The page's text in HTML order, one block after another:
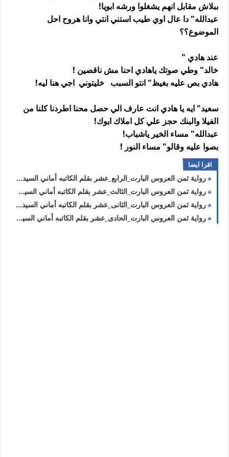
ببلاش مقابل انهم يشغلوا ورشه ابويا!
عبدالله" دا عال اوي طيب استني انتي وانا هروح احل
الموضوع؟؟
عند هادي "
خالد" وطي صوتك ياهادي احنا مش ناقصين !
هادي بص عليه بغيظ" انتو السبب خليتوني اجي هنا ليه!
سعيد" ايه يا هادي انت عارف الي حصل محنا اطردنا كلنا من
الفيلا والبنك حجز علي كل املاك ابوك!
عبدالله" مساء الخير ياشباب!
بصوا عليه وقالو" مساء النور !
اقرا ايضا
رواية ثمن العروس البارت_الرابع_عشر بقلم الكاتبه أماني السيد حصريه وجديده
رواية ثمن العروس البارت_الثالث_عشر بقلم الكاتبه أماني السيد حصريه وجديده
رواية ثمن العروس البارت_الثانى_عشر بقلم الكاتبه أماني السيد حصريه وجديده
رواية ثمن العروس البارت_الحادى_عشر بقلم الكاتبه أماني السيد حصريه وجديده